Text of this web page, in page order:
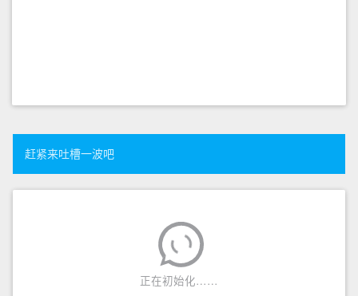
赶紧来吐槽一波吧